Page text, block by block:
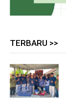
TERBARU >>